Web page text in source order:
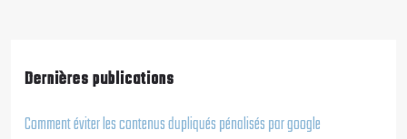
Dernières publications
Comment éviter les contenus dupliqués pénalisés par google